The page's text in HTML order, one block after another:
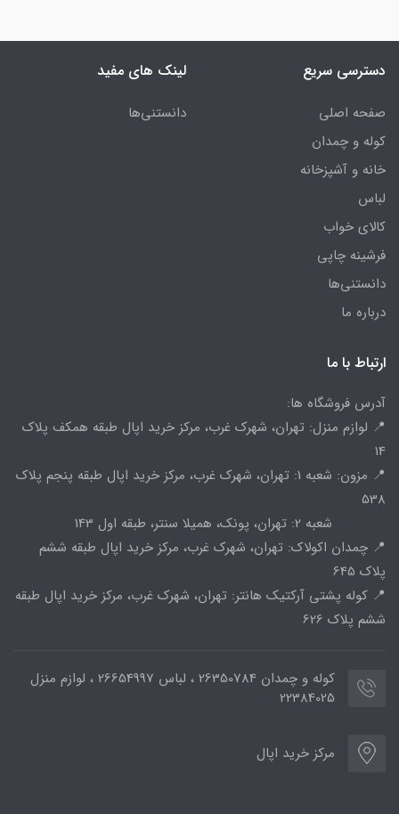
دسترسی سریع
صفحه اصلی
کوله و چمدان
خانه و آشپزخانه
لباس
کالای خواب
فرشینه چاپی
دانستنی‌ها
درباره ما
لینک های مفید
دانستنی‌ها
ارتباط با ما
آدرس فروشگاه ها:
📍 لوازم منزل: تهران، شهرک غرب، مرکز خرید اپال طبقه همکف پلاک
14
📍 مزون: شعبه 1: تهران، شهرک غرب، مرکز خرید اپال طبقه پنجم پلاک
538
شعبه 2: تهران، پونک، همیلا سنتر، طبقه اول 143
📍 چمدان اکولاک: تهران، شهرک غرب، مرکز خرید اپال طبقه ششم
پلاک 645
📍 کوله پشتی آرکتیک هانتر: تهران، شهرک غرب، مرکز خرید اپال طبقه
ششم پلاک 626
کوله و چمدان 26350784 ، لباس 26654997 ، لوازم منزل
22384025
مرکز خرید اپال